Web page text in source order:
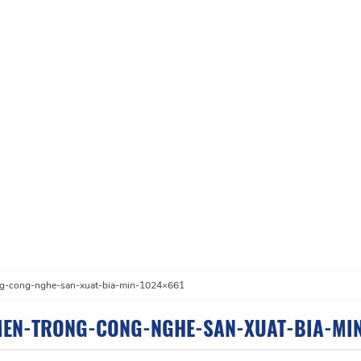
cong-nghe-san-xuat-bia-min-1024×661
TRONG-CONG-NGHE-SAN-XUAT-BIA-